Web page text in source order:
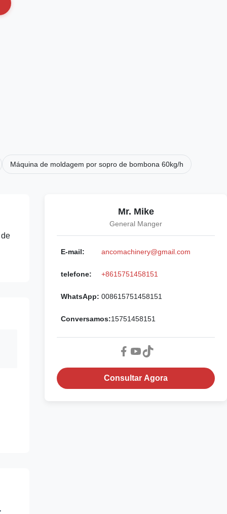
Máquina de moldagem por sopro de bombona 60kg/h
Mr. Mike
General Manger
E-mail: ancomachinery@gmail.com
telefone: +8615751458151
WhatsApp: 008615751458151
Conversamos:15751458151
Consultar Agora